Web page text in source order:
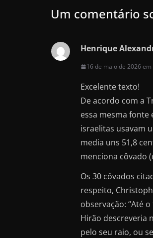
o n
Um comentário
Henrique
16 de maio de 2026 em
Excelente texto!
De acordo com a
essa mesma
israelitas usavam
media uns 51,8
menciona côvado
Os 30 côvados
respeito,
observação: “Até
Hirão descreveria
pelo seu raio, ou